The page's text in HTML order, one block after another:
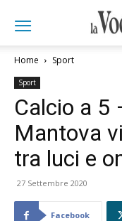
Home Sport
Sport
Calcio a 5
Mantova
tra luci e
27 Settembre 2020
Facebook